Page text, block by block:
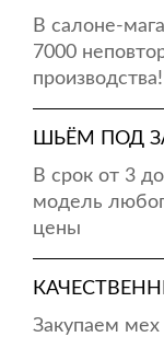
В салоне-
7000
ШЬЁМ ПОД
В срок от 3
модель
цены
Закупаем мех